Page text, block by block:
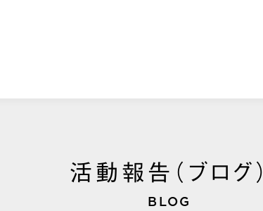
活動報告（ブログ）
BLOG